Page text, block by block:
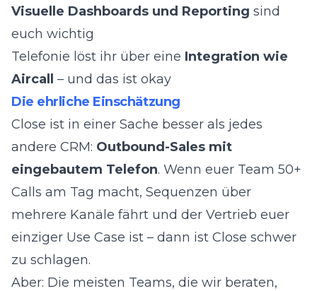
Visuelle Dashboards und Reporting sind
euch wichtig
Telefonie löst ihr über eine Integration wie
Aircall
– und das ist okay
Die ehrliche Einschätzung
Close ist in einer Sache besser als jedes
andere CRM: Outbound-Sales mit
eingebautem Telefon. Wenn euer Team 50+
Calls am Tag macht, Sequenzen über
mehrere Kanäle fährt und der Vertrieb euer
einziger Use Case ist – dann ist Close schwer
zu schlagen.
Aber: Die meisten Teams, die wir beraten,